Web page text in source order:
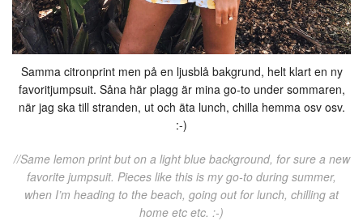
Samma citronprint men på en ljusblå bakgrund, helt klart en ny
favoritjumpsuit. Såna här plagg är mina go-to under sommaren,
när jag ska till stranden, ut och äta lunch, chilla hemma osv osv.
:-)
//Same lemon print but on a light blue background, for sure a new
favorite jumpsuit. Pieces like this is my go-to during summer,
when I’m heading to the beach, going out for lunch, chilling at
home etc etc. :-)